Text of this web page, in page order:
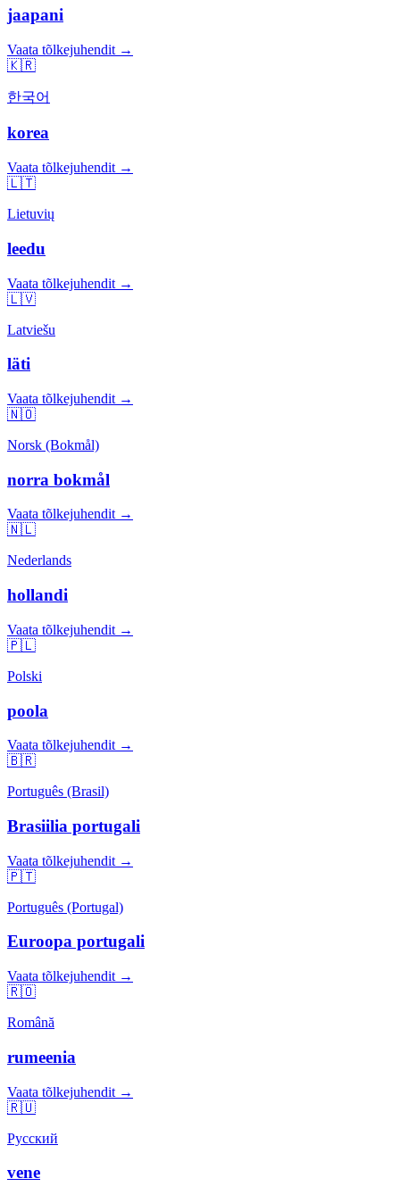
jaapani
Vaata tõlkejuhendit →
🇰🇷
한국어
korea
Vaata tõlkejuhendit →
🇱🇹
Lietuvių
leedu
Vaata tõlkejuhendit →
🇱🇻
Latviešu
läti
Vaata tõlkejuhendit →
🇳🇴
Norsk (Bokmål)
norra bokmål
Vaata tõlkejuhendit →
🇳🇱
Nederlands
hollandi
Vaata tõlkejuhendit →
🇵🇱
Polski
poola
Vaata tõlkejuhendit →
🇧🇷
Português (Brasil)
Brasiilia portugali
Vaata tõlkejuhendit →
🇵🇹
Português (Portugal)
Euroopa portugali
Vaata tõlkejuhendit →
🇷🇴
Română
rumeenia
Vaata tõlkejuhendit →
🇷🇺
Русский
vene